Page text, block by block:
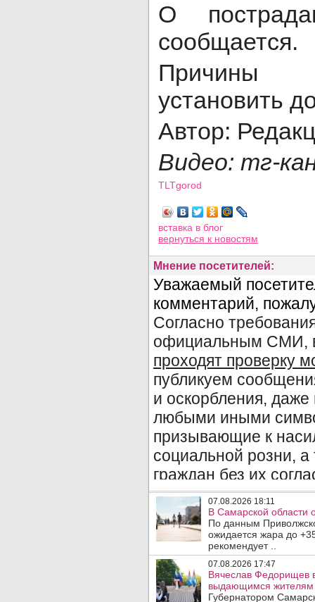
О
сообщается.
Причины
установить
Автор:
Видео: тг-
TLTgorod
вставка в блог
вернуться к новостям
Мнение посетителей:
07.08.2026 18:11
В Самарской области
По данным
ожидается жара до
рекомендует ..
07.08.2026 17:47
Вячеслав Федорищев
выдающимся жителям
Губернатором